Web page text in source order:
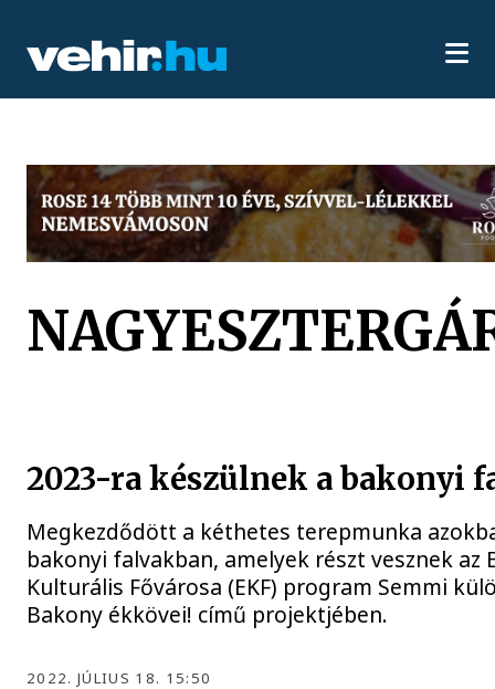
2023-ra készülnek a bakonyi
Megkezdődött a kéthetes terepmunka
bakonyi falvakban, amelyek részt vesznek az
Kulturális Fővárosa (EKF) program Semmi
Bakony ékkövei! című projektjében.
2022. JÚLIUS 18. 15:50